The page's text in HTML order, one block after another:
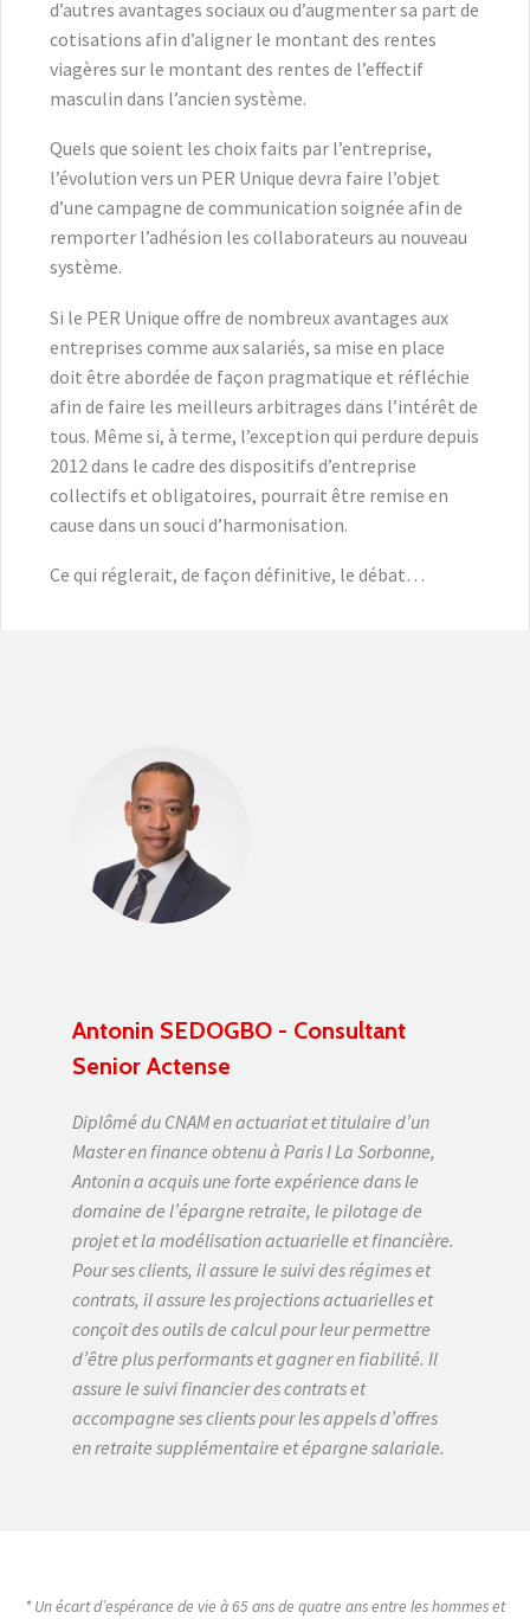
d’autres avantages sociaux ou d’augmenter sa part de
cotisations afin d’aligner le montant des rentes
viagères sur le montant des rentes de l’effectif
masculin dans l’ancien système.
Quels que soient les choix faits par l’entreprise,
l’évolution vers un PER Unique devra faire l’objet
d’une campagne de communication soignée afin de
remporter l’adhésion les collaborateurs au nouveau
système.
Si le PER Unique offre de nombreux avantages aux
entreprises comme aux salariés, sa mise en place
doit être abordée de façon pragmatique et réfléchie
afin de faire les meilleurs arbitrages dans l’intérêt de
tous. Même si, à terme, l’exception qui perdure depuis
2012 dans le cadre des dispositifs d’entreprise
collectifs et obligatoires, pourrait être remise en
cause dans un souci d’harmonisation.
Ce qui réglerait, de façon définitive, le débat…
Antonin SEDOGBO - Consultant
Senior Actense
Diplômé du CNAM en actuariat et titulaire d’un
Master en finance obtenu à Paris I La Sorbonne,
Antonin a acquis une forte expérience dans le
domaine de l’épargne retraite, le pilotage de
projet et la modélisation actuarielle et financière.
Pour ses clients, il assure le suivi des régimes et
contrats, il assure les projections actuarielles et
conçoit des outils de calcul pour leur permettre
d’être plus performants et gagner en fiabilité. Il
assure le suivi financier des contrats et
accompagne ses clients pour les appels d’offres
en retraite supplémentaire et épargne salariale.
* Un écart d’espérance de vie à 65 ans de quatre ans entre les hommes et